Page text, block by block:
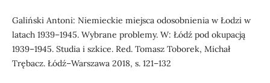
Galiński Antoni: Niemieckie miejsca odosobnienia w Łodzi w
latach 1939–1945. Wybrane problemy. W: Łódź pod okupacją
1939–1945. Studia i szkice. Red. Tomasz Toborek, Michał
Trębacz. Łódź–Warszawa 2018, s. 121–132